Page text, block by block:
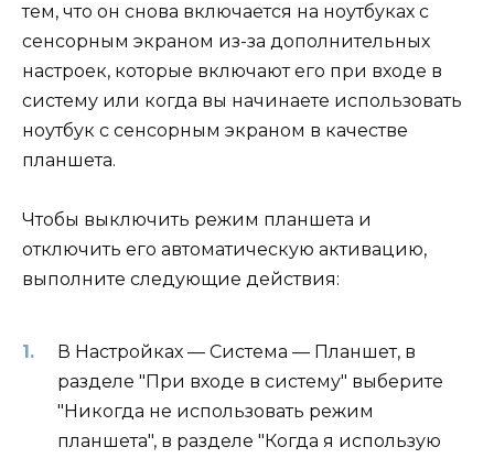
тем, что он снова включается на ноутбуках с
сенсорным экраном из-за дополнительных
настроек, которые включают его при входе в
систему или когда вы начинаете использовать
ноутбук с сенсорным экраном в качестве
планшета.
Чтобы выключить режим планшета и
отключить его автоматическую активацию,
выполните следующие действия:
В Настройках — Система — Планшет, в
разделе "При входе в систему" выберите
"Никогда не использовать режим
планшета", в разделе "Когда я использую